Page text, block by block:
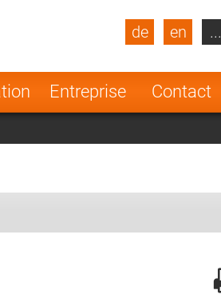
Entreprise Contact
de en
Turkey
Netherlands
...